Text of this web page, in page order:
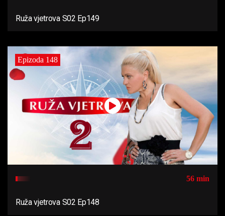
Ruža vjetrova S02 Ep149
Epizoda 148
56 min
Ruža vjetrova S02 Ep148